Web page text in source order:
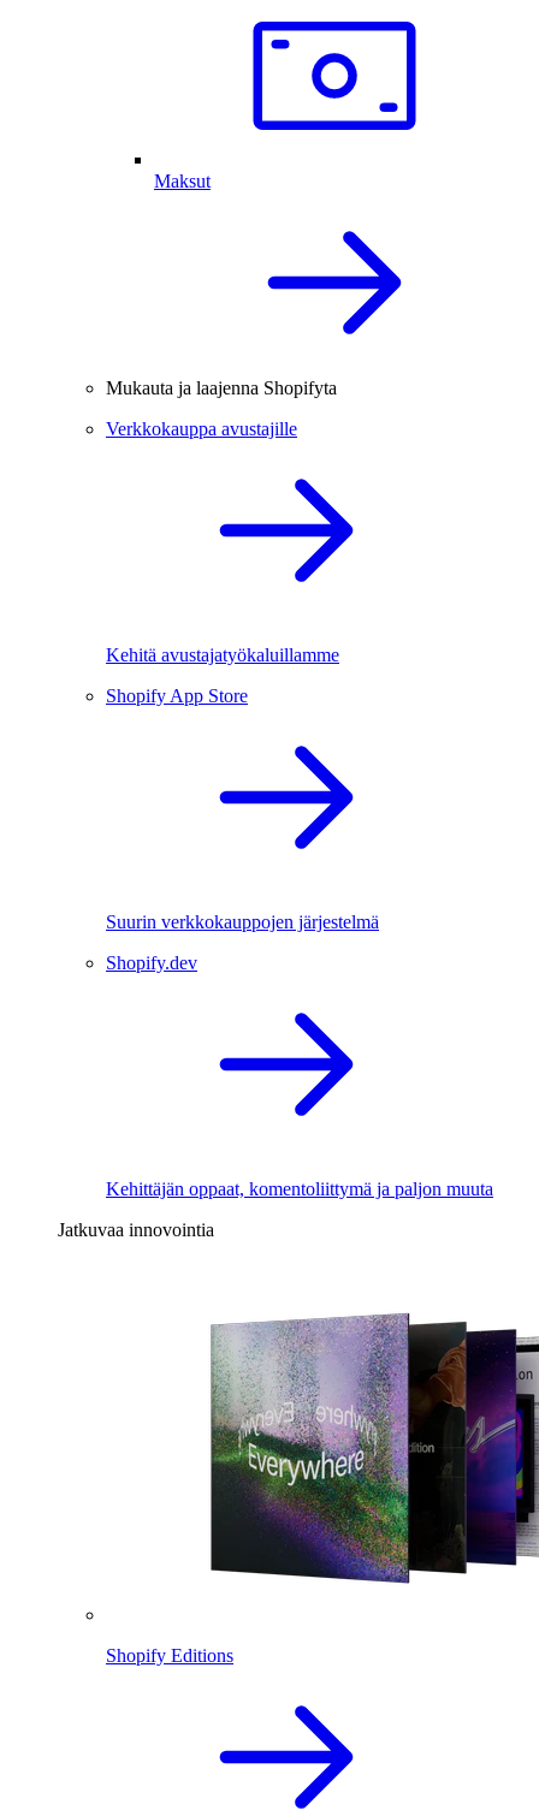
Maksut
Mukauta ja laajenna Shopifyta
Verkkokauppa avustajille
Kehitä avustajatyökaluillamme
Shopify App Store
Suurin verkkokauppojen järjestelmä
Shopify.dev
Kehittäjän oppaat, komentoliittymä ja paljon muuta
Jatkuvaa innovointia
Shopify Editions